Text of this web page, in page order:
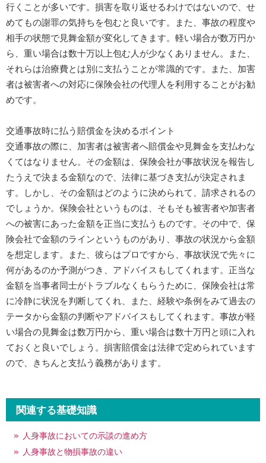
行くことが多いです。損害を取り返せるわけではないので、せ
めてもの謝罪の気持ちを包むと良いです。また、事故の程度や
相手の状態で見舞金額が変化してきます。軽い場合が数万円か
ら、重い場合は数十万以上包む人が少なくありません。また、
それらは治療費とは別に支払うことが常識的です。また、加害
者は被害者への対応に保険会社の代理人を利用することがお勧
めです。
交通事故時に払う賠償金を決めるポイント
交通事故の際に、加害者は被害者へ賠償金や見舞金を支払わな
くてはなりません。その金額は、保険会社が事故状況を報告し
たうえで決まる金額なので、法律に基づき支払が決定されま
す。しかし、その金額はどのように決められて、請求されるの
でしょうか。保険会社というものは、そもそも被害者や加害者
への被害にあった金額を正当に支払うものです。その中で、保
険会社で金額のラインというものがあり、事故の状況から金額
を想定します。また、彼らはプロですから、事故状況で先々に
何があるのか予測がつき、アドバイスもしてくれます。正当な
金額を当事者同士がトラブルなくもらうために、保険会社は常
に冷静に状況を判断してくれ、また、経験や条例をみて過去の
テータから金額の判断やアドバイスもしてくれます。事故が軽
い場合の見舞金は数万円から、重い場合は数十万円と頭に入れ
ておくと良いでしょう。損害賠償金は法律で定められています
ので、きちんと支払う義務があります。
関連する基礎知識
人身事故においての示談の進め方
人身事故と物損事故の違い